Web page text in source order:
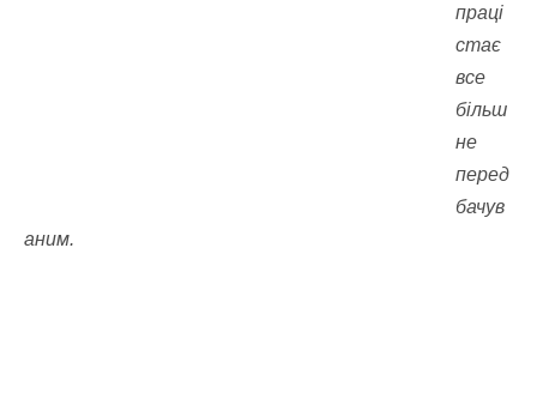
праці
стає
все
більш
не
перед
бачув
аним.